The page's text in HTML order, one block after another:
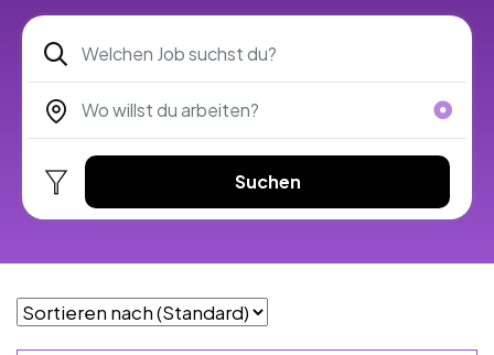
Suchen